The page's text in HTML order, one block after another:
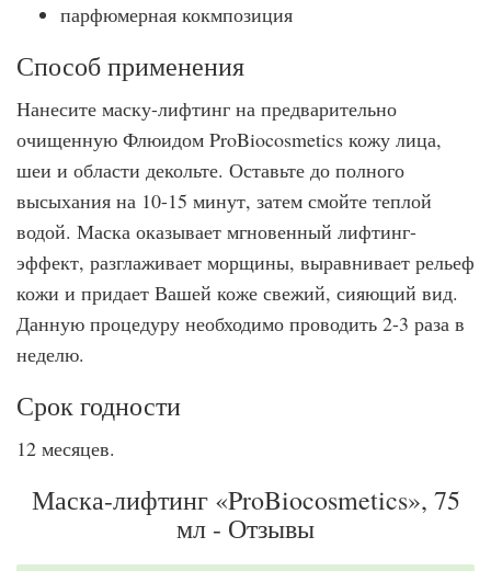
парфюмерная кокмпозиция
Способ применения
Нанесите маску-лифтинг на предварительно
очищенную Флюидом ProBiocosmetics кожу лица,
шеи и области декольте. Оставьте до полного
высыхания на 10-15 минут, затем смойте теплой
водой. Маска оказывает мгновенный лифтинг-
эффект, разглаживает морщины, выравнивает рельеф
кожи и придает Вашей коже свежий, сияющий вид.
Данную процедуру необходимо проводить 2-3 раза в
неделю.
Срок годности
12 месяцев.
Маска-лифтинг «ProBiocosmetics», 75
мл - Отзывы